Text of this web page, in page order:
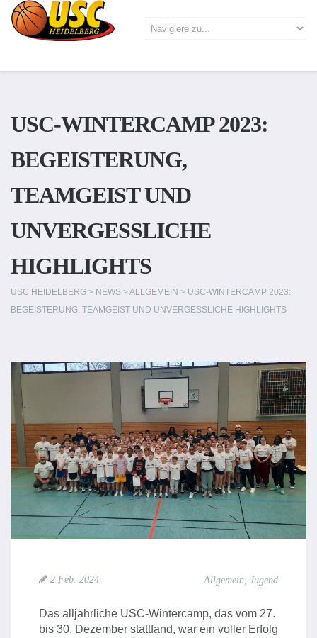
USC-WINTERCAMP 2023:
BEGEISTERUNG,
TEAMGEIST UND
UNVERGESSLICHE
HIGHLIGHTS
USC HEIDELBERG > NEWS >ALLGEMEIN > USC-WINTERCAMP 2023:
BEGEISTERUNG, TEAMGEIST UND UNVERGESSLICHE HIGHLIGHTS
2 Feb. 2024 Allgemein Jugend
Das alljährliche USC-Wintercamp, das vom 27.
bis 30. Dezember stattfand, war ein voller Erfolg